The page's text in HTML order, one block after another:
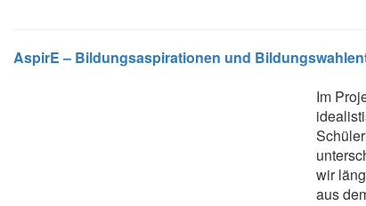
AspirE – Bildungsaspirationen und
Im
wir
aus